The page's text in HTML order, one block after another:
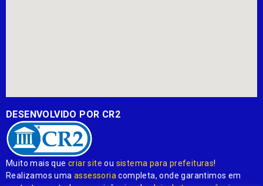
DESENVOLVIDO POR CR2
Muito mais quecriar site ou sistema para prefeituras!
Realizamos umaassessoria completa, onde garantimos em